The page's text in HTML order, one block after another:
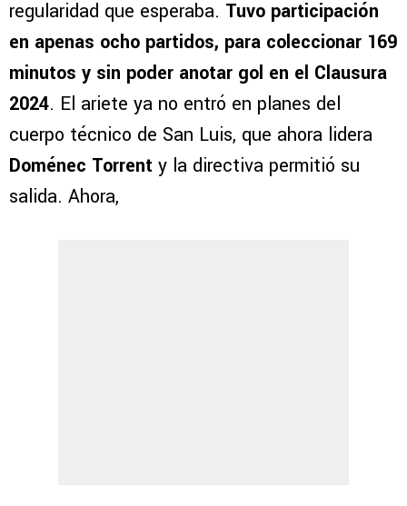
regularidad que esperaba. Tuvo participación
en apenas ocho partidos, para coleccionar 169
minutos y sin poder anotar gol en el Clausura
2024. El ariete ya no entró en planes del
cuerpo técnico de San Luis, que ahora lidera
Doménec Torrent y la directiva permitió su
salida. Ahora,